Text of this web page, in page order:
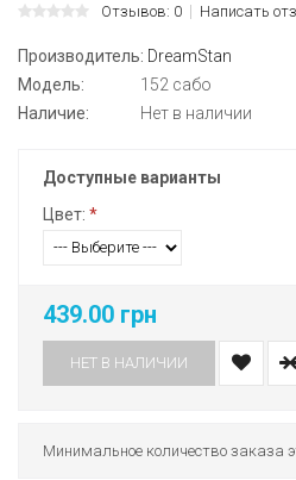
Отзывов: 0 Написать
Производитель: DreamStan
Модель:
152 сабо
Наличие:
Нет в наличии
Доступные варианты
Цвет: *
439.00 грн
НЕТ В НАЛИЧИИ
Минимальное количество заказа